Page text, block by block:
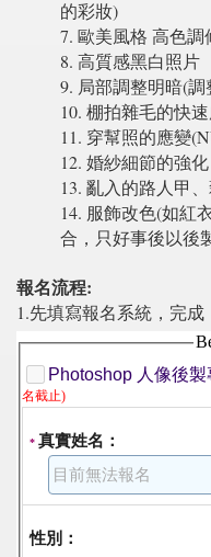
的彩妝)
7. 歐美風格 高色調
8. 高質感黑白照片
9. 局部調整明暗(
10. 棚拍雜毛的快
11. 穿幫照的應變
12. 婚紗細節的強化
13. 亂入的路人甲
14. 服飾改色(如紅
合，只好事後以後
報名流程:
1.先填寫報名系統，完